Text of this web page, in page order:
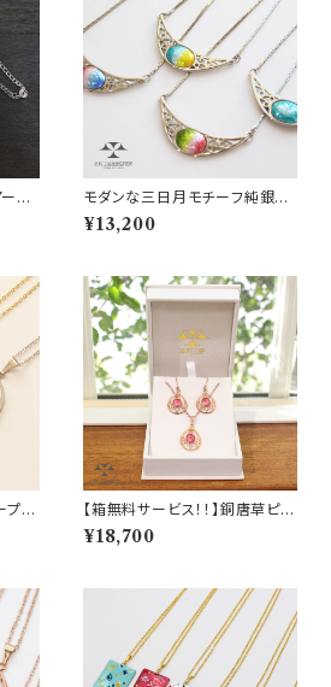
ト
ク
モダンな三日月モチーフ純銀七
宝ネックレス◆年齢問わず使え
るジュエリー
¥13,200
プパ
w
【箱無料サービス！！】銅唐草ピン
クゴールド ネックレス＆ピア
ス・イヤリングセット！
¥18,700